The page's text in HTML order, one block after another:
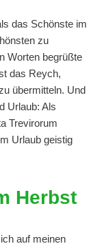
das Schönste im
zu
Worten begrüßte
das Reych,
übermitteln. Und
Urlaub: Als
Trevirorum
Urlaub geistig
Herbst
auf meinen